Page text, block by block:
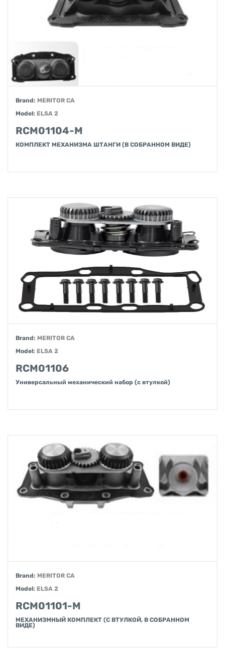
Brand: MERITOR CA
Model: ELSA 2
RCM01104-M
КОМПЛЕКТ МЕХАНИЗМА ШТАНГИ ​​(В СОБРАННОМ ВИДЕ)
Brand: MERITOR CA
Model: ELSA 2
RCM01106
Универсальный механический набор (с втулкой)
Brand: MERITOR CA
Model: ELSA 2
RCM01101-M
МЕХАНИЗМНЫЙ КОМПЛЕКТ (С ВТУЛКОЙ, В СОБРАННОМ
ВИДЕ)